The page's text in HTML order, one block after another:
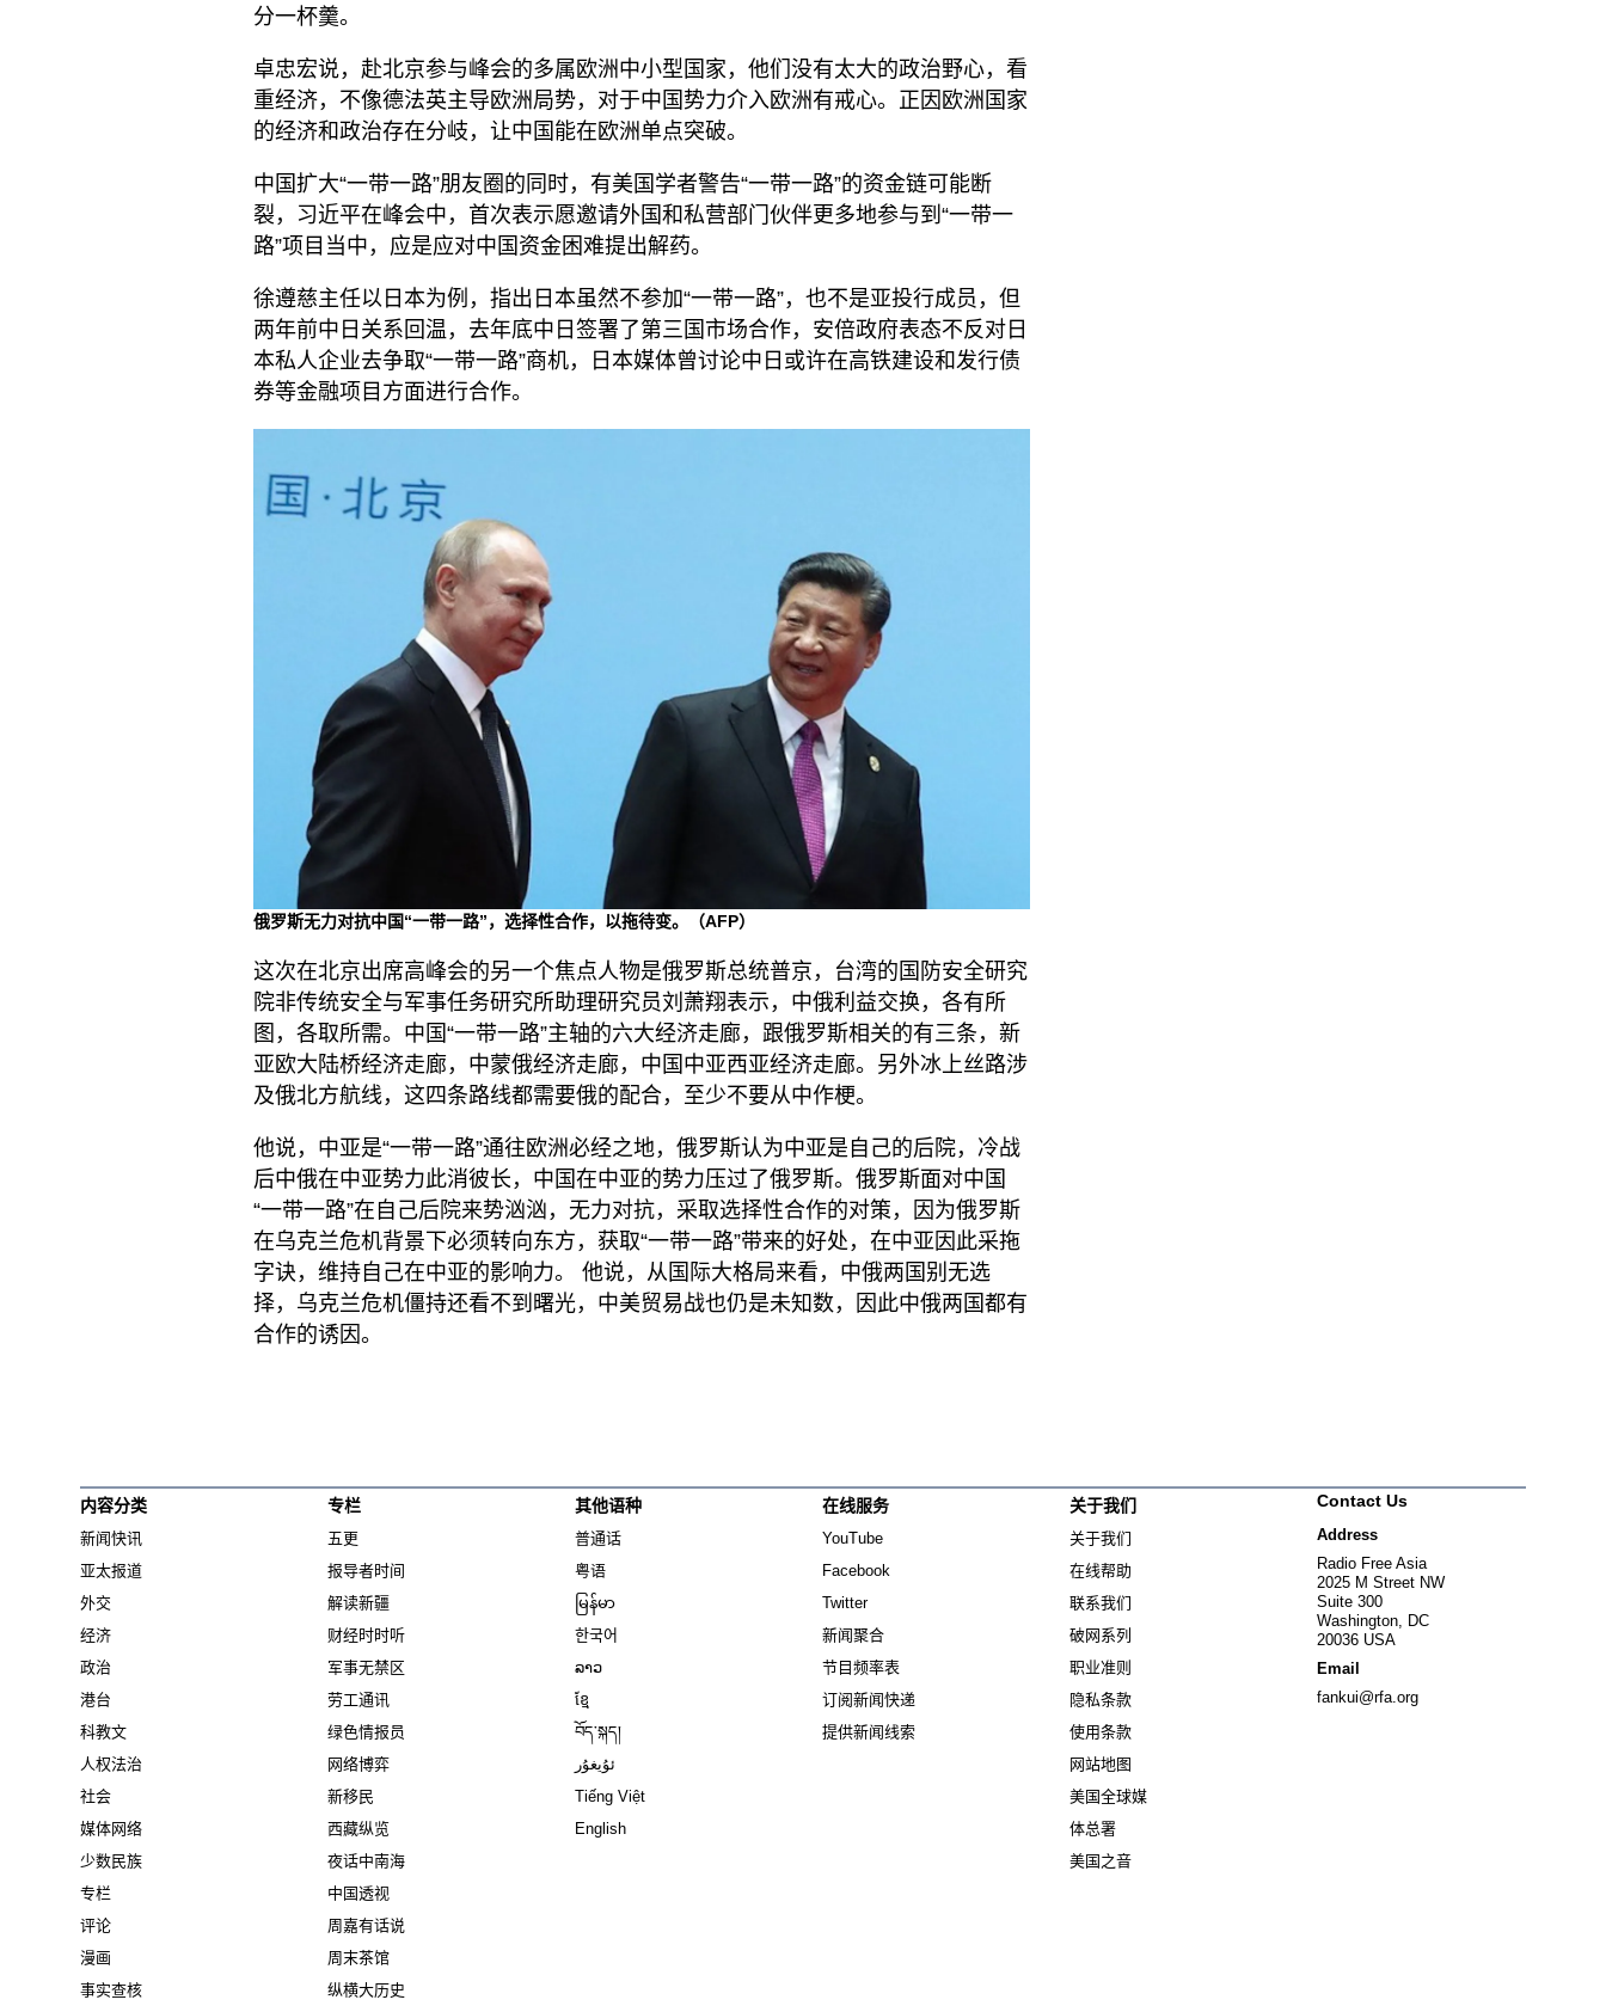
分一杯羹。
卓忠宏说，赴北京参与峰会的多属欧洲中小型国家，他们没有太大的政治野心，看
重经济，不像德法英主导欧洲局势，对于中国势力介入欧洲有戒心。正因欧洲国家
的经济和政治存在分岐，让中国能在欧洲单点突破。
中国扩大“一带一路”朋友圈的同时，有美国学者警告“一带一路”的资金链可能断
裂，习近平在峰会中，首次表示愿邀请外国和私营部门伙伴更多地参与到“一带一
路”项目当中，应是应对中国资金困难提出解药。
徐遵慈主任以日本为例，指出日本虽然不参加“一带一路”，也不是亚投行成员，但
两年前中日关系回温，去年底中日签署了第三国市场合作，安倍政府表态不反对日
本私人企业去争取“一带一路”商机，日本媒体曾讨论中日或许在高铁建设和发行债
券等金融项目方面进行合作。
俄罗斯无力对抗中国“一带一路”，选择性合作，以拖待变。（AFP）
这次在北京出席高峰会的另一个焦点人物是俄罗斯总统普京，台湾的国防安全研究
院非传统安全与军事任务研究所助理研究员刘萧翔表示，中俄利益交换，各有所
图，各取所需。中国“一带一路”主轴的六大经济走廊，跟俄罗斯相关的有三条，新
亚欧大陆桥经济走廊，中蒙俄经济走廊，中国中亚西亚经济走廊。另外冰上丝路涉
及俄北方航线，这四条路线都需要俄的配合，至少不要从中作梗。
他说，中亚是“一带一路”通往欧洲必经之地，俄罗斯认为中亚是自己的后院，冷战
后中俄在中亚势力此消彼长，中国在中亚的势力压过了俄罗斯。俄罗斯面对中国
“一带一路”在自己后院来势汹汹，无力对抗，采取选择性合作的对策，因为俄罗斯
在乌克兰危机背景下必须转向东方，获取“一带一路”带来的好处，在中亚因此采拖
字诀，维持自己在中亚的影响力。 他说，从国际大格局来看，中俄两国别无选
择，乌克兰危机僵持还看不到曙光，中美贸易战也仍是未知数，因此中俄两国都有
合作的诱因。
内容分类
新闻快讯
亚太报道
外交
经济
政治
港台
科教文
人权法治
社会
媒体网络
少数民族
专栏
评论
漫画
事实查核
专栏
五更
报导者时间
解读新疆
财经时时听
军事无禁区
劳工通讯
绿色情报员
网络博弈
新移民
西藏纵览
夜话中南海
中国透视
周嘉有话说
周末茶馆
纵横大历史
其他语种
普通话
粤语
မြန်မာ
한국어
ລາວ
ខ្មែ
བོད་སྐད།
ئۇيغۇر
Tiếng Việt
English
在线服务
YouTube
Facebook
Twitter
新闻聚合
节目频率表
订阅新闻快递
提供新闻线索
关于我们
关于我们
在线帮助
联系我们
破网系列
职业准则
隐私条款
使用条款
网站地图
美国全球媒
体总署
美国之音
Contact Us
Address
Radio Free Asia
2025 M Street NW
Suite 300
Washington, DC
20036 USA
Email
fankui@rfa.org